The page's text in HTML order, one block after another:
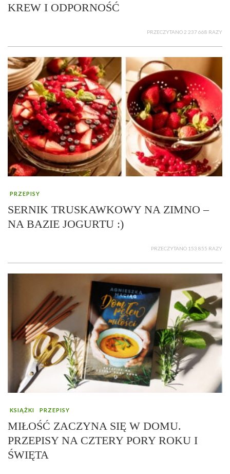
KREW I ODPORNOŚĆ
PRZECZYTANO 2 237 668 RAZY
PRZEPISY
SERNIK TRUSKAWKOWY NA ZIMNO –
NA BAZIE JOGURTU :)
PRZECZYTANO 153 855 RAZY
KSIĄŻKI PRZEPISY
MIŁOŚĆ ZACZYNA SIĘ W DOMU.
PRZEPISY NA CZTERY PORY ROKU I
ŚWIĘTA